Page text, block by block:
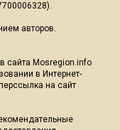
авторов.
сайта Mosregion.info
в Интернет-
на сайт